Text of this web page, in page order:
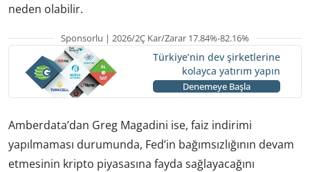
neden olabilir.
Sponsorlu | 2026/2Ç Kar/Zarar 17.84%-82.16%
Türkiye’nin dev şirketlerine
kolayca yatırım yapın
Denemeye Başla
Amberdata’dan Greg Magadini ise, faiz indirimi
yapılmaması durumunda, Fed’in bağımsızlığının devam
etmesinin kripto piyasasına fayda sağlayacağını